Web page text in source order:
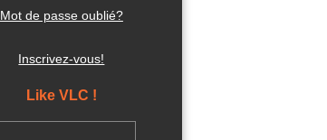
Mot de passe oublié?
Inscrivez-vous!
Like VLC !